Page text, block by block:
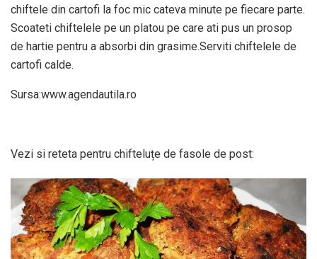
chiftele din cartofi la foc mic cateva minute pe fiecare parte.
Scoateti chiftelele pe un platou pe care ati pus un prosop
de hartie pentru a absorbi din grasime.Serviti chiftelele de
cartofi calde.
Sursa:www.agendautila.ro
Vezi si reteta pentru chifteluțe de fasole de post: